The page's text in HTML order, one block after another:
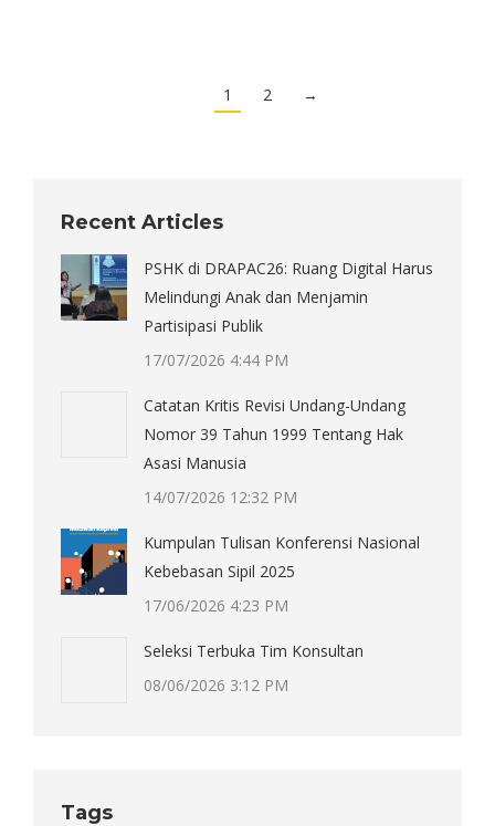
1 2 →
Recent Articles
PSHK di DRAPAC26: Ruang Digital Harus
Melindungi Anak dan Menjamin
Partisipasi Publik
17/07/2026 4:44 PM
Catatan Kritis Revisi Undang-Undang
Nomor 39 Tahun 1999 Tentang Hak
Asasi Manusia
14/07/2026 12:32 PM
Kumpulan Tulisan Konferensi Nasional
Kebebasan Sipil 2025
17/06/2026 4:23 PM
Seleksi Terbuka Tim Konsultan
08/06/2026 3:12 PM
Tags